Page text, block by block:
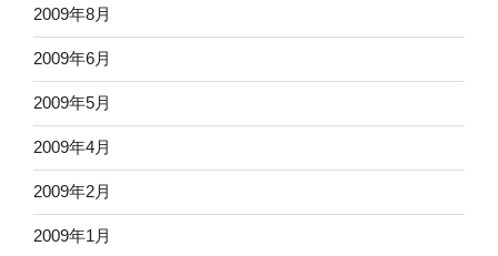
2009年8月
2009年6月
2009年5月
2009年4月
2009年2月
2009年1月